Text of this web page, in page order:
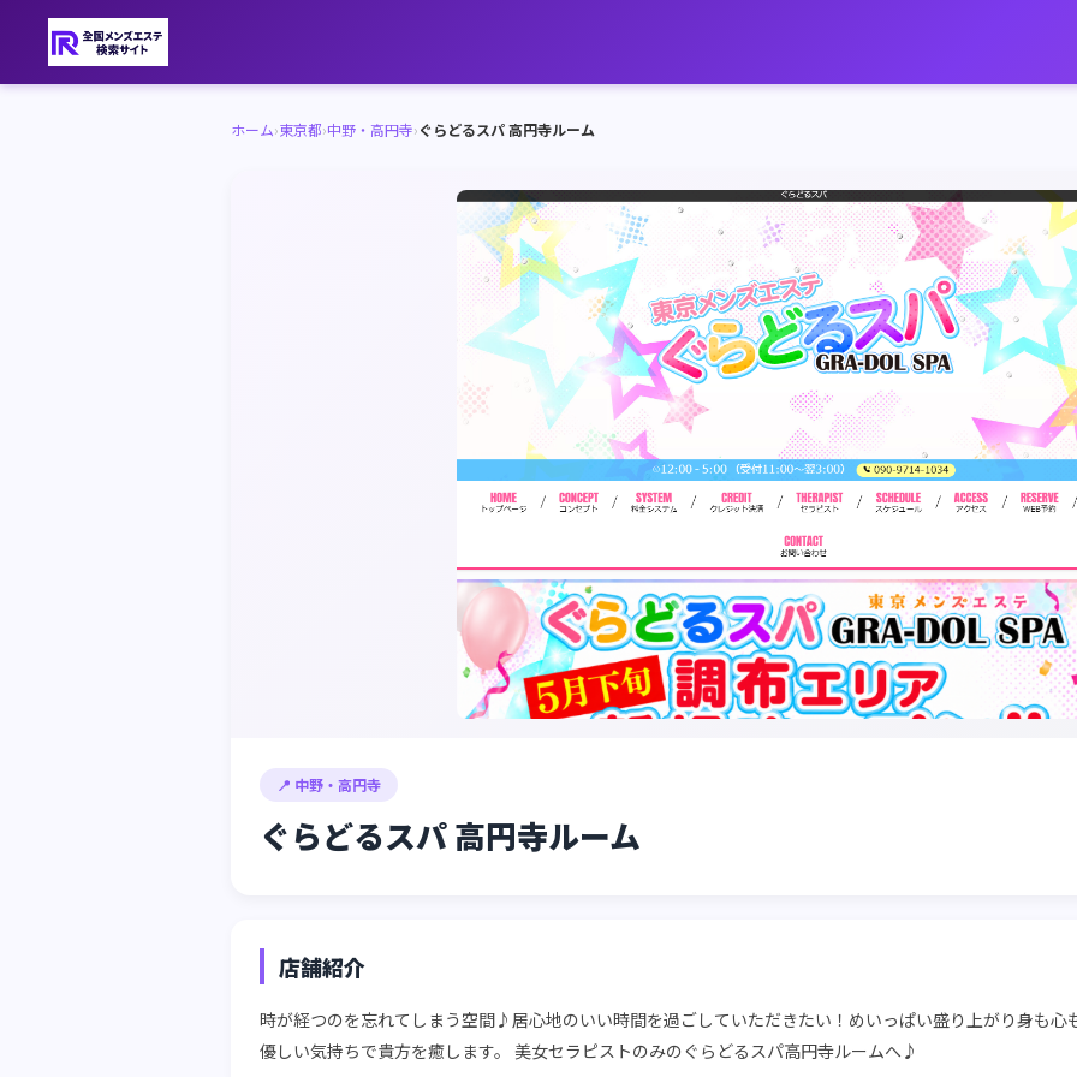
ホーム›東京都›中野・高円寺›ぐらどるスパ 高円寺ルーム
📍 中野・高円寺
ぐらどるスパ 高円寺ルーム
店舗紹介
時が経つのを忘れてしまう空間♪居心地のいい時間を過ごしていただきたい！めいっぱい盛り上がり身も
優しい気持ちで貴方を癒します。 美女セラピストのみのぐらどるスパ高円寺ルームへ♪